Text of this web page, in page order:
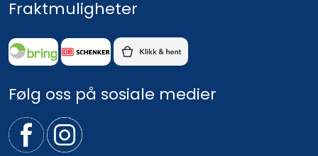
Fraktmuligheter
Følg oss på sosiale medier